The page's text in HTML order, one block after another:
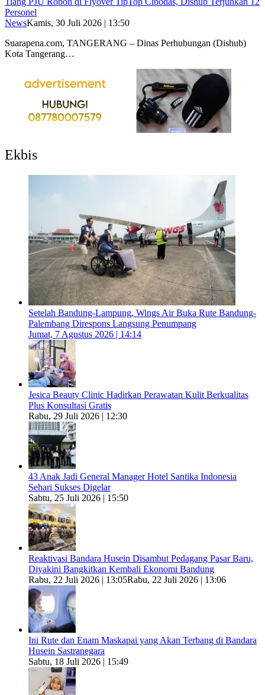
Personel
NewsKamis, 30 Juli 2026 | 13:50
Suarapena.com, TANGERANG – Dinas Perhubungan (Dishub)
Kota Tangerang…
Ekbis
Setelah Bandung-Lampung, Wings Air Buka Rute Bandung-
Palembang Direspons Langsung Penumpang
Jumat, 7 Agustus 2026 | 14:14
Jesica Beauty Clinic Hadirkan Perawatan Kulit Berkualitas
Plus Konsultasi Gratis
Rabu, 29 Juli 2026 | 12:30
43 Anak Jadi General Manager Hotel Santika Indonesia
Sehari Sukses Digelar
Sabtu, 25 Juli 2026 | 15:50
Reaktivasi Bandara Husein Disambut Pedagang Pasar Baru,
Diyakini Bangkitkan Kembali Ekonomi Bandung
Rabu, 22 Juli 2026 | 13:05Rabu, 22 Juli 2026 | 13:06
Ini Rute dan Enam Maskapai yang Akan Terbang di Bandara
Husein Sastranegara
Sabtu, 18 Juli 2026 | 15:49